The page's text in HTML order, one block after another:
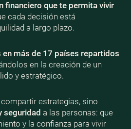
financiero que te permita vivir
cada decisión está
a largo plazo.
más de 17 países repartidos
en la creación de un
y estratégico.
estrategias, sino
seguridad a las personas: que
y la confianza para vivir